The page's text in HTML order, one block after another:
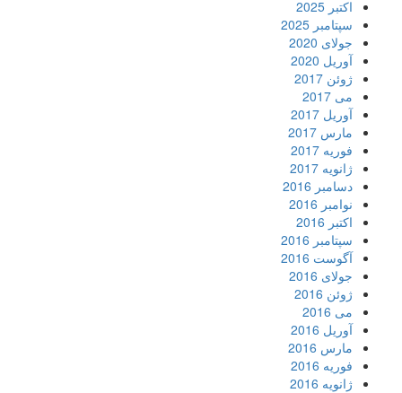
اکتبر 2025
سپتامبر 2025
جولای 2020
آوریل 2020
ژوئن 2017
می 2017
آوریل 2017
مارس 2017
فوریه 2017
ژانویه 2017
دسامبر 2016
نوامبر 2016
اکتبر 2016
سپتامبر 2016
آگوست 2016
جولای 2016
ژوئن 2016
می 2016
آوریل 2016
مارس 2016
فوریه 2016
ژانویه 2016